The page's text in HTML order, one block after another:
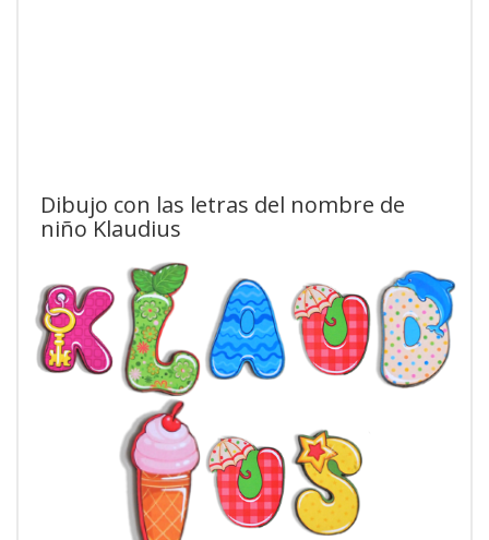
Dibujo con las letras del nombre de
niño Klaudius